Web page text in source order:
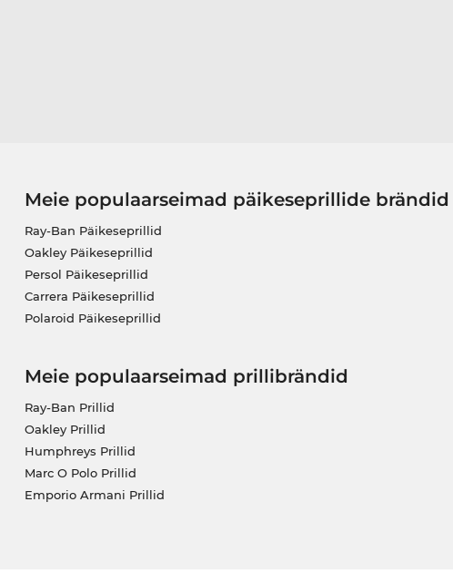
Meie populaarseimad päikeseprillide brändid
Ray-Ban Päikeseprillid
Oakley Päikeseprillid
Persol Päikeseprillid
Carrera Päikeseprillid
Polaroid Päikeseprillid
Meie populaarseimad prillibrändid
Ray-Ban Prillid
Oakley Prillid
Humphreys Prillid
Marc O Polo Prillid
Emporio Armani Prillid